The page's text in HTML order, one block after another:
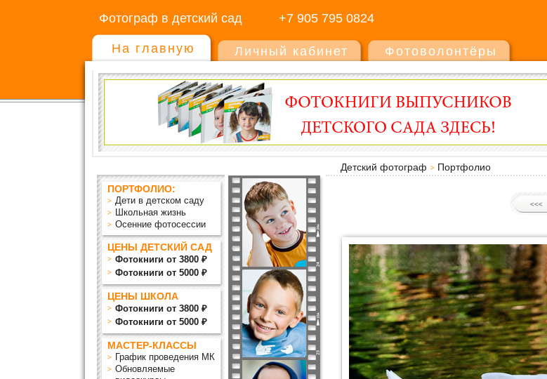
Фотограф в детский сад +7 905 795 0824
На главную Личный кабинет Фотоволонтёры
Детский фотограф
Портфолио
ПОРТФОЛИО:
Дети в детском саду
Школьная жизнь
Осенние фотосессии
ЦЕНЫ ДЕТСКИЙ САД
Фотокниги от 3800 ₽
Фотокниги от 5000 ₽
ЦЕНЫ ШКОЛА
Фотокниги от 3800 ₽
Фотокниги от 5000 ₽
МАСТЕР-КЛАССЫ
График проведения МК
Обновляемые